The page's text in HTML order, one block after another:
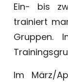
Ein- bis
trainiert
Gruppen.
Im März/